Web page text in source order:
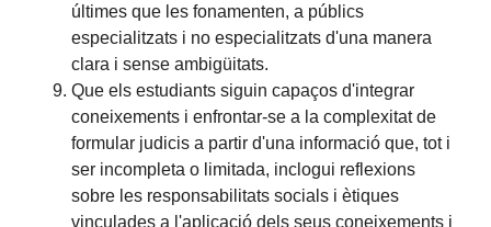
últimes que les fonamenten, a públics
especialitzats i no especialitzats d'una manera
clara i sense ambigüitats.
Que els estudiants siguin capaços d'integrar
coneixements i enfrontar-se a la complexitat de
formular judicis a partir d'una informació que, tot i
ser incompleta o limitada, inclogui reflexions
sobre les responsabilitats socials i ètiques
vinculades a l'aplicació dels seus coneixements i